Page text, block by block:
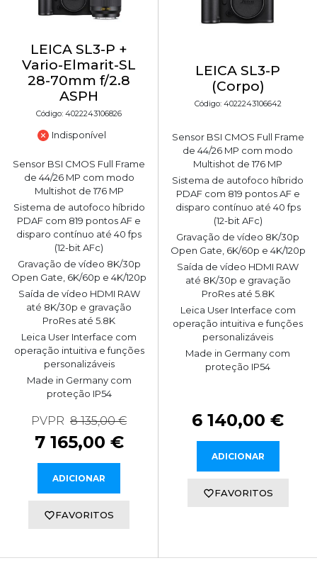
LEICA SL3-P +
Vario-Elmarit-SL
28-70mm f/2.8
ASPH
Código: 4022243106826
Indisponível
Sensor BSI CMOS Full Frame
de 44/26 MP com modo
Multishot de 176 MP
Sistema de autofoco híbrido
PDAF com 819 pontos AF e
disparo contínuo até 40 fps
(12-bit AFc)
Gravação de vídeo 8K/30p
Open Gate, 6K/60p e 4K/120p
Saída de vídeo HDMI RAW
até 8K/30p e gravação
ProRes até 5.8K
Leica User Interface com
operação intuitiva e funções
personalizáveis
Made in Germany com
proteção IP54
PVPR 8 135,00 €
7 165,00 €
ADICIONAR
FAVORITOS
LEICA SL3-P
(Corpo)
Código: 4022243106642
Sensor BSI CMOS Full Frame
de 44/26 MP com modo
Multishot de 176 MP
Sistema de autofoco híbrido
PDAF com 819 pontos AF e
disparo contínuo até 40 fps
(12-bit AFc)
Gravação de vídeo 8K/30p
Open Gate, 6K/60p e 4K/120p
Saída de vídeo HDMI RAW
até 8K/30p e gravação
ProRes até 5.8K
Leica User Interface com
operação intuitiva e funções
personalizáveis
Made in Germany com
proteção IP54
6 140,00 €
ADICIONAR
FAVORITOS